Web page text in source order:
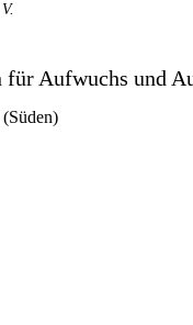
Aufwuchs und